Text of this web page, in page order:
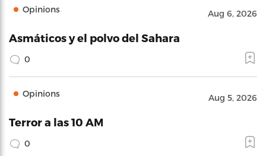
Opinions Aug 6, 2026
Asmáticos y el polvo del Sahara
0
Opinions Aug 5, 2026
Terror a las 10 AM
0